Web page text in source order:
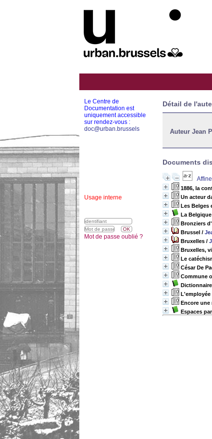
Détail de
Auteur Jean
Documents
1886, la
Un acteur
Les Belges
La
Bronziers
Brussel /
Bruxelles /
Bruxelles,
Le
César De
Commune
L'employée
Encore une
Espaces
Le Centre de
Documentation est
uniquement accessible
sur rendez-vous :
doc@urban.brussels
Usage interne
Mot de passe oublié ?